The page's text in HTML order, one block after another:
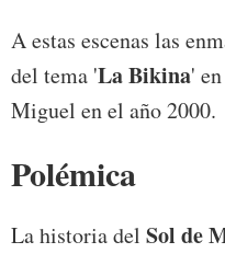
A estas escenas las
del tema 'La Bikina'
Miguel en el año 2000.
Polémica
La historia del Sol de